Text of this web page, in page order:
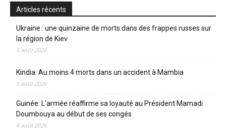
Articles récents
Ukraine : une quinzaine de morts dans des frappes russes sur
la région de Kiev
5 août 2026
Kindia: Au moins 4 morts dans un accident à Mambia
5 août 2026
Guinée: L’armée réaffirme sa loyauté au Président Mamadi
Doumbouya au début de ses congés
4 août 2026